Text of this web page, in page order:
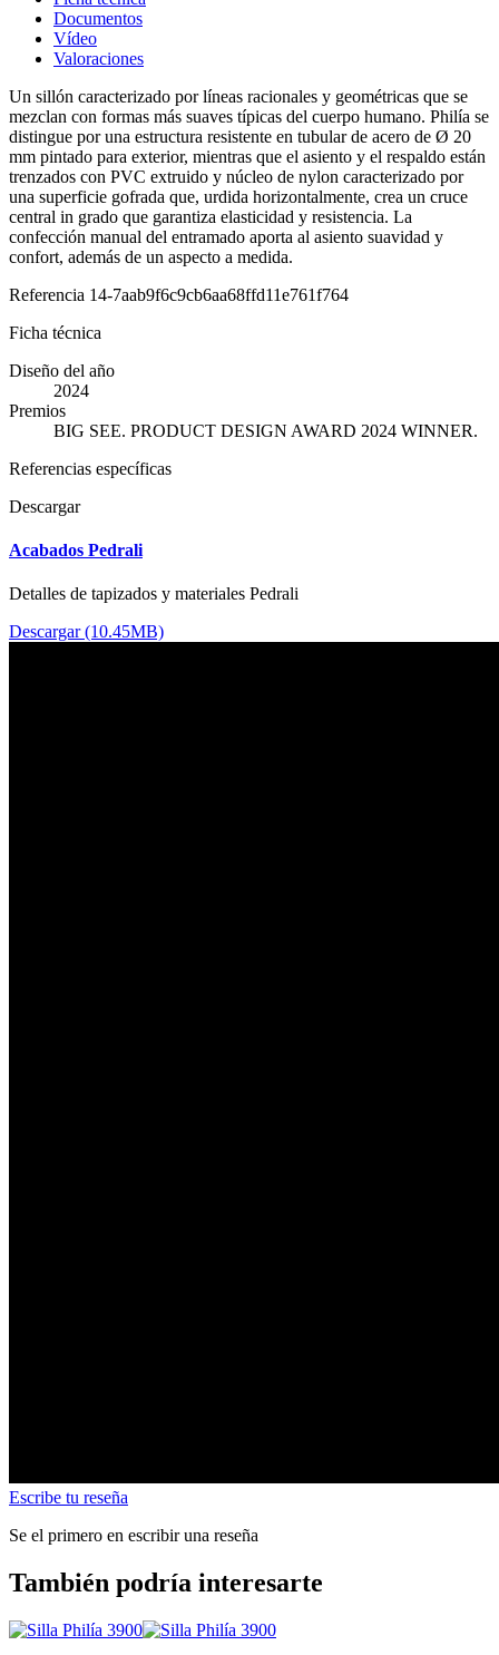
Documentos
Vídeo
Valoraciones
Un sillón caracterizado por líneas racionales y geométricas que se
mezclan con formas más suaves típicas del cuerpo humano. Philía se
distingue por una estructura resistente en tubular de acero de Ø 20
mm pintado para exterior, mientras que el asiento y el respaldo están
trenzados con PVC extruido y núcleo de nylon caracterizado por
una superficie gofrada que, urdida horizontalmente, crea un cruce
central in grado que garantiza elasticidad y resistencia. La
confección manual del entramado aporta al asiento suavidad y
confort, además de un aspecto a medida.
Referencia 14-7aab9f6c9cb6aa68ffd11e761f764
Ficha técnica
Diseño del año
2024
Premios
BIG SEE. PRODUCT DESIGN AWARD 2024 WINNER.
Referencias específicas
Descargar
Acabados Pedrali
Detalles de tapizados y materiales Pedrali
Descargar (10.45MB)
Escribe tu reseña
Se el primero en escribir una reseña
También podría interesarte